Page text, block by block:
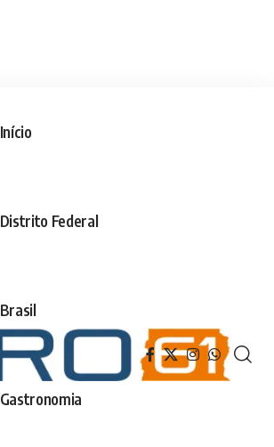
Início
Distrito Federal
Brasil
Gastronomia